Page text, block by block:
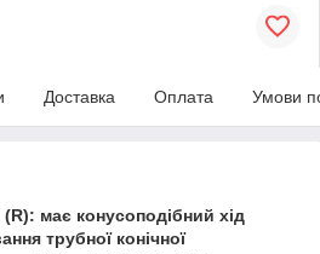
Доставка Оплата Умови
має конусоподібний хід
трубної конічної